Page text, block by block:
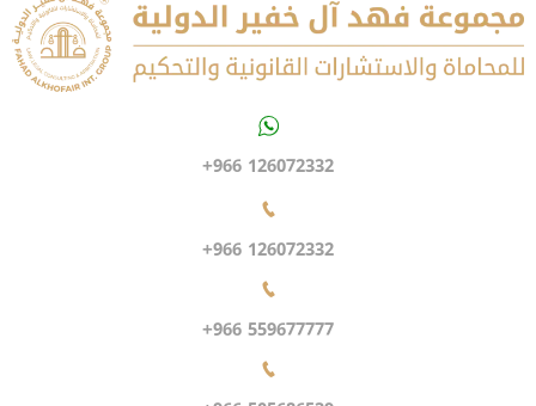
+966 126072332
+966 126072332
+966 559677777